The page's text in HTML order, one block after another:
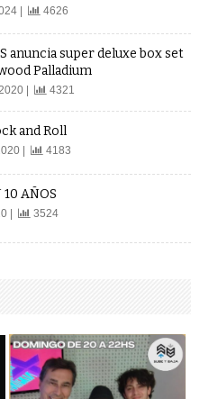
| 4626
anuncia super deluxe box set
Palladium
| 4321
and Roll
| 4183
AÑOS
| 3524